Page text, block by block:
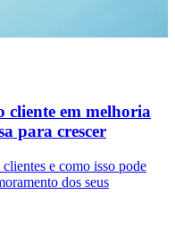
cliente em melhoria
para crescer
e como isso pode
dos seus